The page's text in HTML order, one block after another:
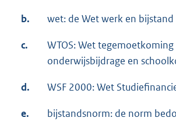
b. wet: de Wet werk en bijstand
c.
WTOS: Wet tegemoetkoming
onderwijsbijdrage en
d. WSF 2000: Wet
e.
bijstandsnorm: de norm